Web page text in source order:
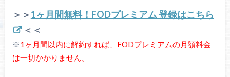
＞＞ 1ヶ月間無料！FODプレミアム 登録はこちら
＜＜
※1ヶ月間以内に解約すれば、FODプレミアムの月額料金
は一切かかりません。